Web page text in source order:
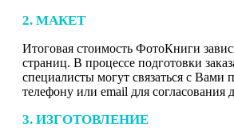
2. МАКЕТ
Итоговая стоимость ФотоКниги
страниц. В процессе подготовки
специалисты могут связаться с Вами
телефону или email для согласования
3. ИЗГОТОВЛЕНИЕ